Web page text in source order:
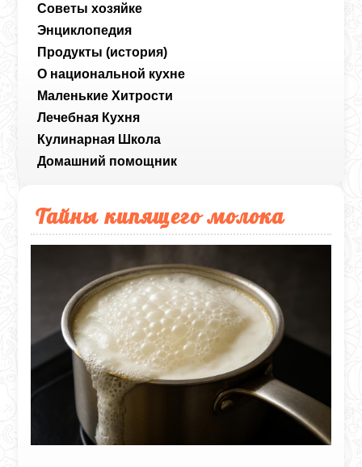
Советы хозяйке
Энциклопедия
Продукты (история)
О национальной кухне
Маленькие Хитрости
Лечебная Кухня
Кулинарная Школа
Домашний помощник
Тайны кипящего молока